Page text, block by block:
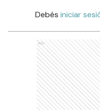
Debés iniciar
Ads